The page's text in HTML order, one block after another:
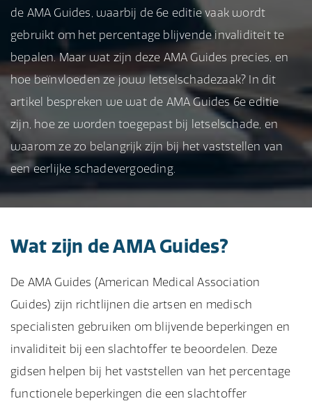
de AMA Guides, waarbij de 6e editie vaak wordt
gebruikt om het percentage blijvende invaliditeit te
bepalen. Maar wat zijn deze AMA Guides precies, en
hoe beïnvloeden ze jouw letselschadezaak? In dit
artikel bespreken we wat de AMA Guides 6e editie
zijn, hoe ze worden toegepast bij letselschade, en
waarom ze zo belangrijk zijn bij het vaststellen van
een eerlijke schadevergoeding.
Wat zijn de AMA Guides?
De AMA Guides (American Medical Association
Guides) zijn richtlijnen die artsen en medisch
specialisten gebruiken om blijvende beperkingen en
invaliditeit bij een slachtoffer te beoordelen. Deze
gidsen helpen bij het vaststellen van het percentage
functionele beperkingen die een slachtoffer